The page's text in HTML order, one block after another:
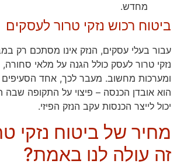
מחדש.
ביטוח רכוש נזקי טרור לעסקים
עבור בעלי עסקים, הנזק אינו מסתכם רק
נזקי טרור לעסק כולל הגנה על מלאי סחורה,
ומערכות מחשוב. מעבר לכך, אחד הסעיפים
הוא אובדן הכנסה – פיצוי על התקופה
יכול לייצר הכנסות עקב הנזק הפיזי.
מחיר של ביטוח נזקי
זה עולה לנו באמת?